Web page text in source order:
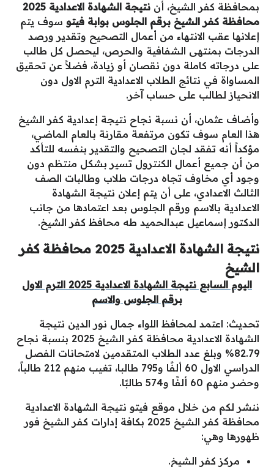
بمحافظة كفر الشيخ، أن
نتيجة الشهادة الاعدادية 2025
محافظة كفر الشيخ برقم الجلوس بوابة فيتو سوف يتم
إعلانها عقب الانتهاء من أعمال التصحيح وتقدير ورصد
الدرجات بمنتهى الشفافية والحرص، ليحصل كل طالب
على درجاته كاملة دون نقصان أو زيادة، فضلاً عن تحقيق
المساواة في نتائج الطلاب الاعدادية الترم الاول دون
الانحياز لطالب على حساب آخر.
وأضاف عثمان، أن نسبة نجاح نتيجة إعدادية كفر الشيخ
هذا العام سوف تكون مرتفعة مقارنة بالعام الماضي،
مؤكداً أنه تفقد لجان التصحيح والتقدير بنفسه للتأكد
من أن جميع أعمال الكنترول تسير بشكل منتظم دون
وجود أي مخاوف تجاه درجات طلاب وطالبات الصف
الثالث الاعدادي، على أن يتم إعلان نتيجة الشهادة
الاعدادية بالاسم ورقم الجلوس بعد اعتمادها من جانب
الدكتور إسماعيل عبدالحميد طه محافظ كفر الشيخ.
نتيجة الشهادة الاعدادية 2025 محافظة كفر
الشيخ
اليوم السابع نتيجة الشهادة الاعدادية 2025 الترم الاول
برقم الجلوس والاسم
تحديث: اعتمد لمحافظ اللواء جمال نور الدين نتيجة
الشهادة الاعدادية محافظة كفر الشيخ 2025 بنسبة نجاح
82.79% وبلغ عدد الطلاب المتقدمين لامتحانات الفصل
الدراسي الاول 60 ألفًا و795 طالبا، تغيب منهم 212 طالباً،
وحضر منهم 60 ألفًا و574 طالبًا.
ننشر لكم من خلال موقع فيتو نتيجة الشهادة الاعدادية
محافظة كفر الشيخ 2025 بكافة إدارات كفر الشيخ فور
ظهورها وهي:
مركز كفر الشيخ.